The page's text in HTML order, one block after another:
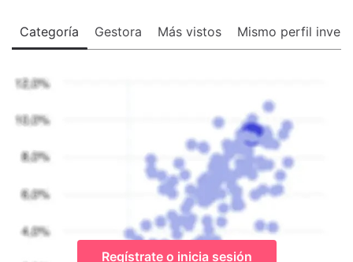
Categoría Gestora Más vistos Mismo perfil
Regístrate o inicia sesión